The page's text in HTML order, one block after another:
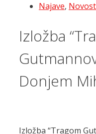
Najave,
Izložba
Donjem
Izložba “Tragom